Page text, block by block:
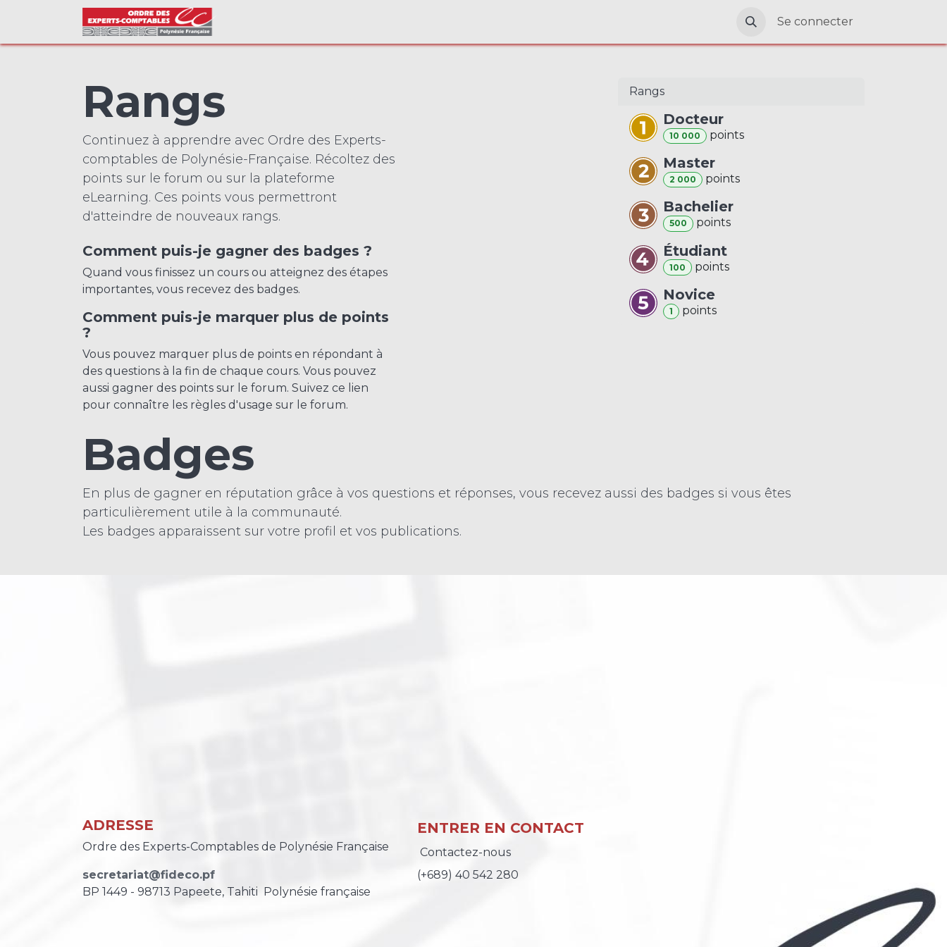
Se rendre au contenu
Contactez-nous Se connecter
Rangs
Continuez à apprendre avec Ordre des Experts-
comptables de Polynésie-Française. Récoltez des
points sur le forum ou sur la plateforme
eLearning. Ces points vous permettront
d'atteindre de nouveaux rangs.
Comment puis-je gagner des badges ?
Quand vous finissez un cours ou atteignez des étapes
importantes, vous recevez des badges.
Comment puis-je marquer plus de points
?
Vous pouvez marquer plus de points en répondant à
des questions à la fin de chaque cours. Vous pouvez
aussi gagner des points sur le forum. Suivez ce lien
pour connaître les règles d'usage sur le forum.
Rangs
Docteur
10 000 points
Master
2 000 points
Bachelier
500 points
Étudiant
100 points
Novice
1 points
Badges
En plus de gagner en réputation grâce à vos questions et réponses, vous recevez aussi des badges si vous êtes
particulièrement utile à la communauté.
Les badges apparaissent sur votre profil et vos publications.
ADRESSE
Ordre des Experts-Comptables de Polynésie Française
secretariat@fideco.pf
BP 1449 - 98713 Papeete, Tahiti Polynésie française
ENTRER EN CONTACT
Contactez-nous
(+689) 40 542 280